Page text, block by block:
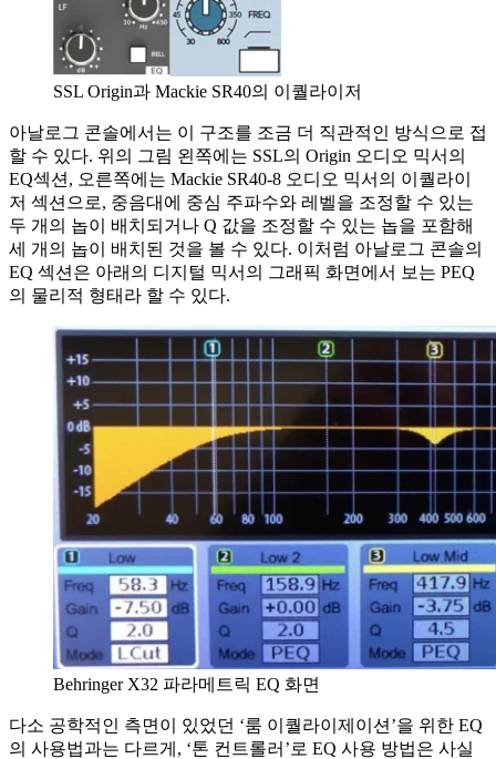
SSL Origin과 Mackie SR40의 이퀄라이저
아날로그 콘솔에서는 이 구조를 조금 더 직관적인 방식으로 접
할 수 있다. 위의 그림 왼쪽에는 SSL의 Origin 오디오 믹서의
EQ섹션, 오른쪽에는 Mackie SR40-8 오디오 믹서의 이퀄라이
저 섹션으로, 중음대에 중심 주파수와 레벨을 조정할 수 있는
두 개의 놉이 배치되거나 Q 값을 조정할 수 있는 놉을 포함해
세 개의 놉이 배치된 것을 볼 수 있다. 이처럼 아날로그 콘솔의
EQ 섹션은 아래의 디지털 믹서의 그래픽 화면에서 보는 PEQ
의 물리적 형태라 할 수 있다.
Behringer X32 파라메트릭 EQ 화면
다소 공학적인 측면이 있었던 ‘룸 이퀄라이제이션’을 위한 EQ
의 사용법과는 다르게, ‘톤 컨트롤러’로 EQ 사용 방법은 사실